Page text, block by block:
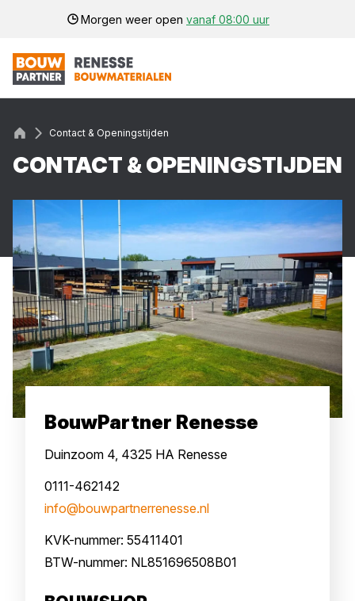
Morgen weer open vanaf 08:00 uur
Contact & Openingstijden
CON­TACT &OPE­NINGS­TIJ­DEN
BouwPartner Renesse
Duinzoom 4, 4325 HA Renesse
0111-462142
info@bouwpartnerrenesse.nl
KVK-nummer: 55411401
BTW-nummer: NL851696508B01